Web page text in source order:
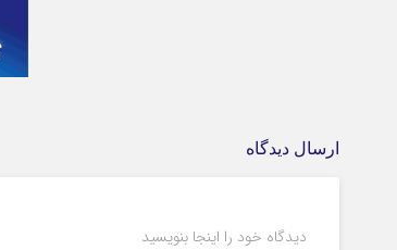
ارسال دیدگاه
دیدگاه خود را اینجا بنویسید